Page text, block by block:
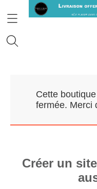
Cette
fermée. Merci
Créer un